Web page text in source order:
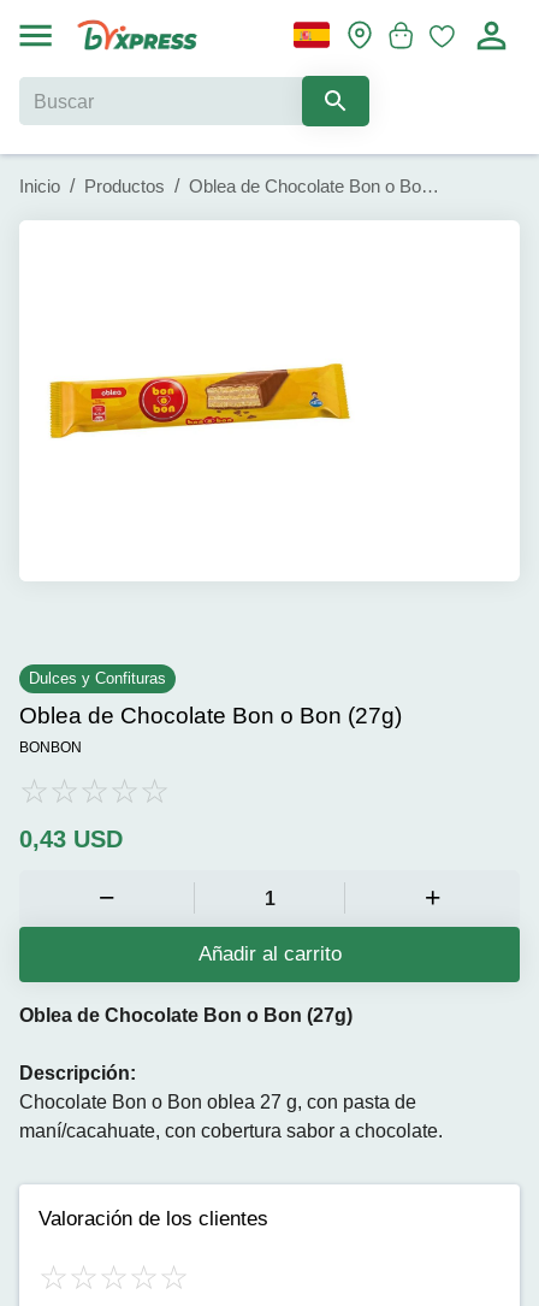
Inicio / Productos / Oblea de Chocolate Bon o Bon (27g)
Dulces y Confituras
Oblea de Chocolate Bon o Bon (27g)
BONBON
0,43 USD
Añadir al carrito
Oblea de Chocolate Bon o Bon (27g)
Descripción:
Chocolate Bon o Bon oblea 27 g, con pasta de
maní/cacahuate, con cobertura sabor a chocolate.
Valoración de los clientes